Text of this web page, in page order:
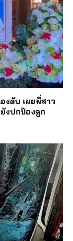
งดับ เผยพี่สาว
งปกป้องลูก